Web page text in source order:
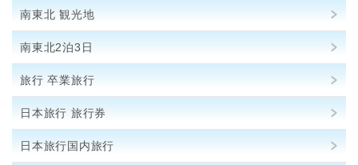
南東北 観光地
南東北2泊3日
旅行 卒業旅行
日本旅行 旅行券
日本旅行国内旅行